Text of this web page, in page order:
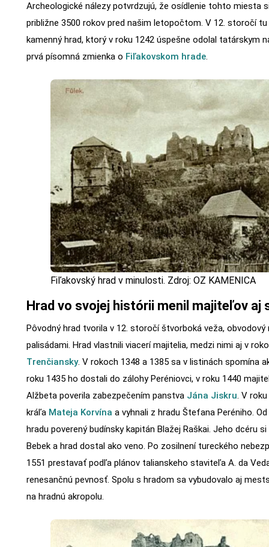
Archeologické nálezy potvrdzujú, že osídlenie tohto miesta
približne 3500 rokov pred našim letopočtom. V 12. storočí
kamenný hrad, ktorý v roku 1242 úspešne odolal tatárskym
prvá písomná zmienka o Fiľakovskom hrade.
Fiľakovský hrad v minulosti. Zdroj: OZ KAMENICA
Hrad vo svojej histórii menil majiteľov aj
Pôvodný hrad tvorila v 12. storočí štvorboká veža,
palisádami. Hrad vlastnili viacerí majitelia, medzi nimi aj v
Trenčiansky. V rokoch 1348 a 1385 sa v listinách spomína
roku 1435 ho dostali do zálohy Peréniovci, v roku 1440
Alžbeta poverila zabezpečením panstva Jána Jiskru. V
kráľa Mateja Korvína a vyhnali z hradu Štefana Peréniho.
hradu poverený budínsky kapitán Blažej Raškai. Jeho dcéru
Bebek a hrad dostal ako veno. Po zosilnení tureckého
1551 prestavať podľa plánov talianskeho staviteľa A. da
renesančnú pevnosť. Spolu s hradom sa vybudovalo aj
na hradnú akropolu.